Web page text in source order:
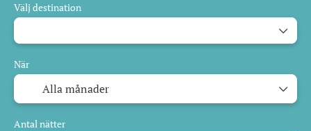
Välj destination
När
Antal nätter